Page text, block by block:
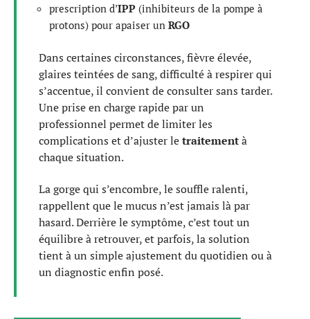
prescription d’IPP (inhibiteurs de la pompe à
protons) pour apaiser un RGO
Dans certaines circonstances, fièvre élevée,
glaires teintées de sang, difficulté à respirer qui
s’accentue, il convient de consulter sans tarder.
Une prise en charge rapide par un
professionnel permet de limiter les
complications et d’ajuster letraitementà
chaque situation.
La gorge qui s’encombre, le souffle ralenti,
rappellent que le mucus n’est jamais là par
hasard. Derrière le symptôme, c’est tout un
équilibre à retrouver, et parfois, la solution
tient à un simple ajustement du quotidien ou à
un diagnostic enfin posé.